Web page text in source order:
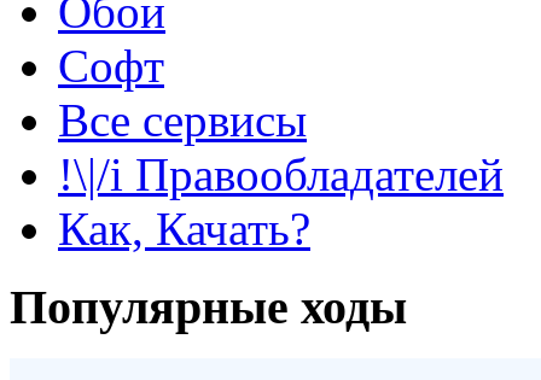
Обои
Софт
Все сервисы
!\|/i Правообладателей
Как, Качать?
Популярные ходы